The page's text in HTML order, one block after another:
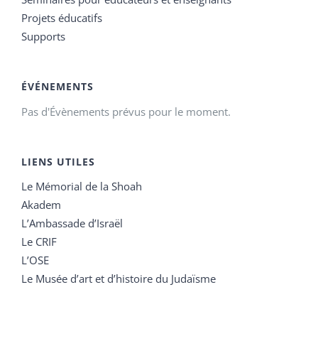
Projets éducatifs
Supports
ÉVÉNEMENTS
Pas d'Évènements prévus pour le moment.
LIENS UTILES
Le Mémorial de la Shoah
Akadem
L’Ambassade d’Israël
Le CRIF
L’OSE
Le Musée d’art et d’histoire du Judaïsme